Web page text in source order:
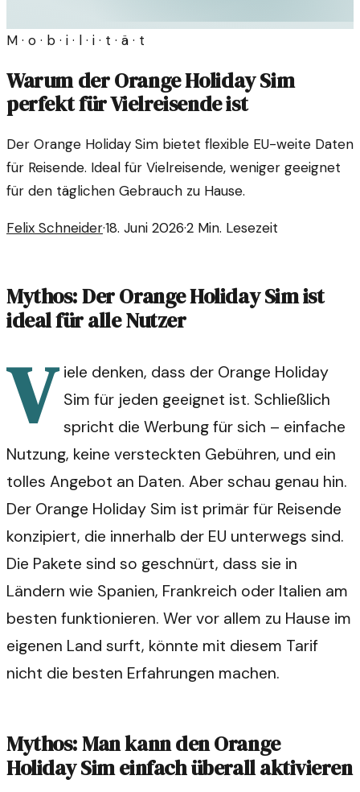
M · o · b · i · l · i · t · ä · t
Warum der Orange Holiday Sim
perfekt für Vielreisende ist
Der Orange Holiday Sim bietet flexible EU-weite Daten
für Reisende. Ideal für Vielreisende, weniger geeignet
für den täglichen Gebrauch zu Hause.
Felix Schneider·18. Juni 2026·2 Min. Lesezeit
Mythos: Der Orange Holiday Sim ist
ideal für alle Nutzer
V iele denken, dass der Orange Holiday
Sim für jeden geeignet ist. Schließlich
spricht die Werbung für sich – einfache
Nutzung, keine versteckten Gebühren, und ein
tolles Angebot an Daten. Aber schau genau hin.
Der Orange Holiday Sim ist primär für Reisende
konzipiert, die innerhalb der EU unterwegs sind.
Die Pakete sind so geschnürt, dass sie in
Ländern wie Spanien, Frankreich oder Italien am
besten funktionieren. Wer vor allem zu Hause im
eigenen Land surft, könnte mit diesem Tarif
nicht die besten Erfahrungen machen.
Mythos: Man kann den Orange
Holiday Sim einfach überall aktivieren